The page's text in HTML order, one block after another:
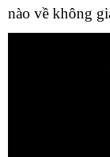
nào về không